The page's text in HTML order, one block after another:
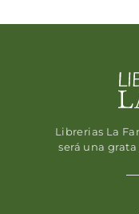
Librerias La
será una